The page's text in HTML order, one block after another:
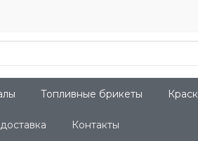
Топливные брикеты
Контакты